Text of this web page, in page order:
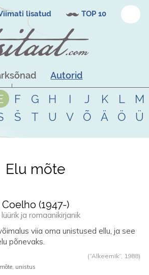
lisatud TOP 10
Autorid
F G H I J K L
M
Š T U V Õ Ä Ö Ü
elu mõte
Elu mõte
(1947-)
ja romaanikirjanik
viia oma unistused ellu, ja see
põnevaks.
(“Alkeemik”, 1988)
unistus